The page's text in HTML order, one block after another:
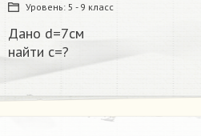
Уровень: 5 - 9 класс
Дано d=7см
найти с=?​